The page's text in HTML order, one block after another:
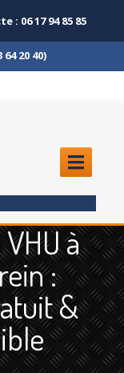
: 06 17 94 85 85
20 40)
à
:
&